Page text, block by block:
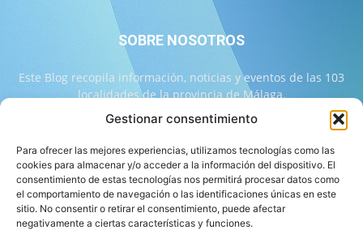
Gestionar consentimiento
Para ofrecer las mejores experiencias, utilizamos tecnologías como las
cookies para almacenar y/o acceder a la información del dispositivo. El
consentimiento de estas tecnologías nos permitirá procesar datos como
el comportamiento de navegación o las identificaciones únicas en este
sitio. No consentir o retirar el consentimiento, puede afectar
negativamente a ciertas características y funciones.
SOBRE NOSOTROS
Este Blog recopila información, noticias y eventos de las 103
localidades de la provincia de Málaga.
Contáctanos: info@103malaga.com
SÍGUENOS